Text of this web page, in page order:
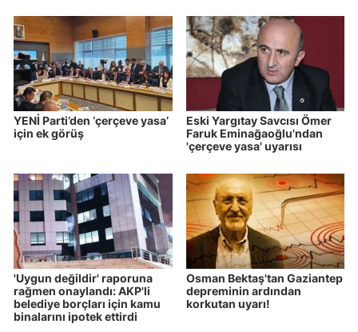
YENİ Parti’den ‘çerçeve yasa’
için ek görüş
Eski Yargıtay Savcısı Ömer
Faruk Eminağaoğlu'ndan
'çerçeve yasa' uyarısı
'Uygun değildir' raporuna
rağmen onaylandı: AKP'li
belediye borçları için kamu
binalarını ipotek ettirdi
Osman Bektaş'tan Gaziantep
depreminin ardından
korkutan uyarı!